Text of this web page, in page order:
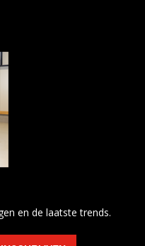
en de laatste trends.